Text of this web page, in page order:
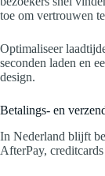
toe om vertrouwen
Optimaliseer
seconden laden en
design.
Betalings- en
In Nederland blijft
AfterPay,